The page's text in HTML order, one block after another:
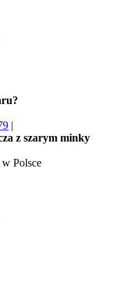
|
z szarym minky